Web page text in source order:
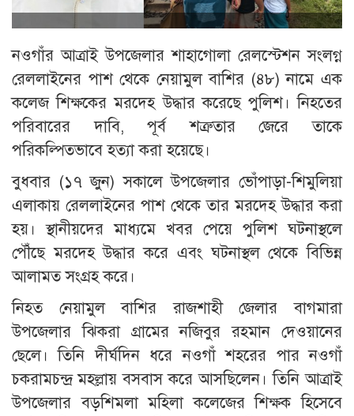
নওগাঁর আত্রাই উপজেলার শাহাগোলা রেলস্টেশন সংলগ্ন
রেললাইনের পাশ থেকে নেয়ামুল বাশির (৪৮) নামে এক
কলেজ শিক্ষকের মরদেহ উদ্ধার করেছে পুলিশ। নিহতের
পরিবারের দাবি, পূর্ব শত্রুতার জেরে তাকে
পরিকল্পিতভাবে হত্যা করা হয়েছে।
বুধবার (১৭ জুন) সকালে উপজেলার ভোঁপাড়া-শিমুলিয়া
এলাকায় রেললাইনের পাশ থেকে তার মরদেহ উদ্ধার করা
হয়। স্থানীয়দের মাধ্যমে খবর পেয়ে পুলিশ ঘটনাস্থলে
পৌঁছে মরদেহ উদ্ধার করে এবং ঘটনাস্থল থেকে বিভিন্ন
আলামত সংগ্রহ করে।
নিহত নেয়ামুল বাশির রাজশাহী জেলার বাগমারা
উপজেলার ঝিকরা গ্রামের নজিবুর রহমান দেওয়ানের
ছেলে। তিনি দীর্ঘদিন ধরে নওগাঁ শহরের পার নওগাঁ
চকরামচন্দ্র মহল্লায় বসবাস করে আসছিলেন। তিনি আত্রাই
উপজেলার বড়শিমলা মহিলা কলেজের শিক্ষক হিসেবে